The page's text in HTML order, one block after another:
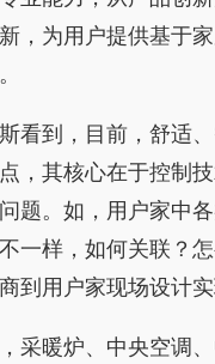
，为用户提供基于
看到，目前，舒适
，其核心在于控制
题。如，用户家中
一样，如何关联？
到用户家现场设计实
采暖炉、中央空调